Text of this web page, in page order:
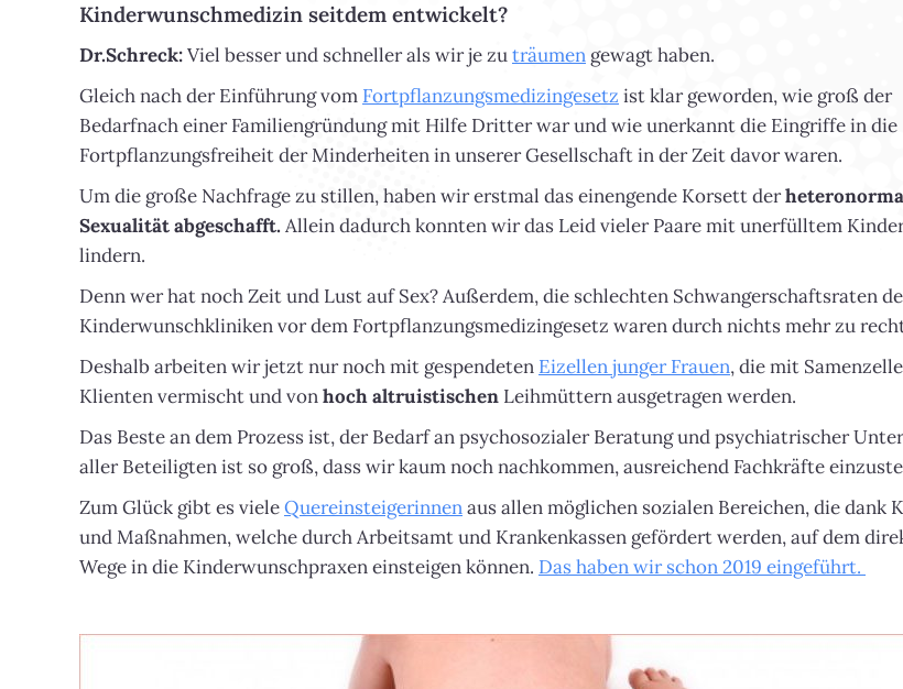
Kinderwunschmedizin seitdem entwickelt?
Dr.Schreck:Viel besser und schneller als wir je zuträumen gewagt haben.
Gleich nach der Einführung vom Fortpflanzungsmedizingesetz ist klar geworden, wie groß der
Bedarfnach einer Familiengründung mit Hilfe Dritter war und wie unerkannt die Eingriffe in die
Fortpflanzungsfreiheit der Minderheiten in unserer Gesellschaft in der Zeit davor waren.
Um die große Nachfrage zu stillen, haben wir erstmal das einengende Korsett der
Sexualität abgeschafft. Allein dadurch konnten wir das Leid vieler Paare mit unerfülltem
lindern.
Denn wer hat noch Zeit und Lust auf Sex? Außerdem, die schlechten Schwangerschaftsraten
Kinderwunschkliniken vor dem Fortpflanzungsmedizingesetz waren durch nichts mehr zu
Deshalb arbeiten wir jetzt nur noch mit gespendeten Eizellen junger Frauen, die mit
Klienten vermischt und vonhoch altruistischen Leihmüttern ausgetragen werden.
Das Beste an dem Prozess ist, der Bedarf an psychosozialer Beratung und psychiatrischer
aller Beteiligten ist so groß, dass wir kaum noch nachkommen, ausreichend Fachkräfte
Zum Glück gibt es vieleQuereinsteigerinnenaus allen möglichen sozialen Bereichen, die dank
und Maßnahmen, welche durch Arbeitsamt und Krankenkassen gefördert werden, auf dem
Wege in die Kinderwunschpraxen einsteigen können. Das haben wir schon 2019 eingeführt.